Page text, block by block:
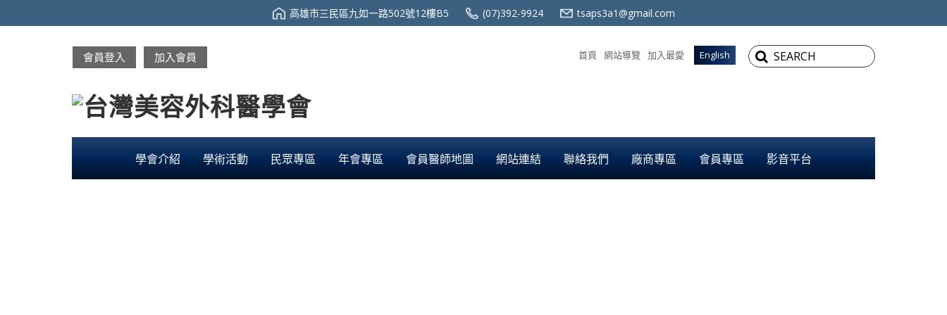
高雄市三民區九如一路502號12樓B5 (07)392-9924 tsaps3a1@gmail.com
首頁 網站導覽 加入最愛 English
會員登入 加入會員
學會介紹 學術活動 民眾專區 年會專區 會員醫師地圖 網站連結 聯絡我們 廠商專區 會員專區 影音平台